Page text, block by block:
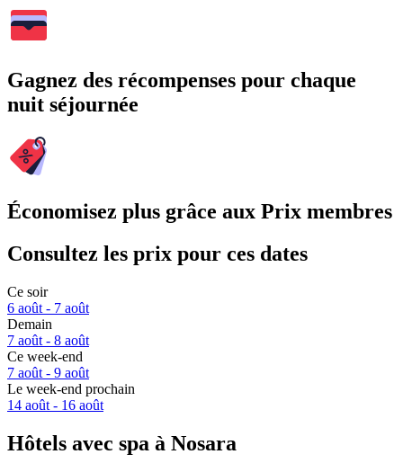
Gagnez des récompenses pour chaque
nuit séjournée
Économisez plus grâce aux Prix membres
Consultez les prix pour ces dates
Ce soir
6 août - 7 août
Demain
7 août - 8 août
Ce week-end
7 août - 9 août
Le week-end prochain
14 août - 16 août
Hôtels avec spa à Nosara